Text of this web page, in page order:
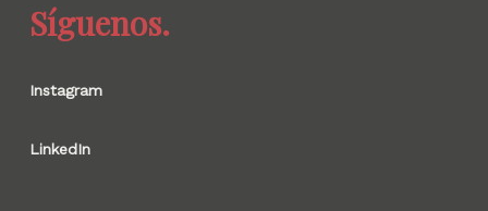
Síguenos.
Instagram
LinkedIn